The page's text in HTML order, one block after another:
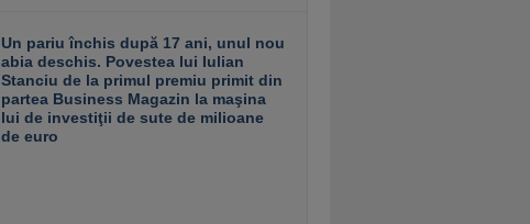
Un pariu închis după 17 ani, unul nou
abia deschis. Povestea lui Iulian
Stanciu de la primul premiu primit din
partea Business Magazin la maşina
lui de investiţii de sute de milioane
de euro